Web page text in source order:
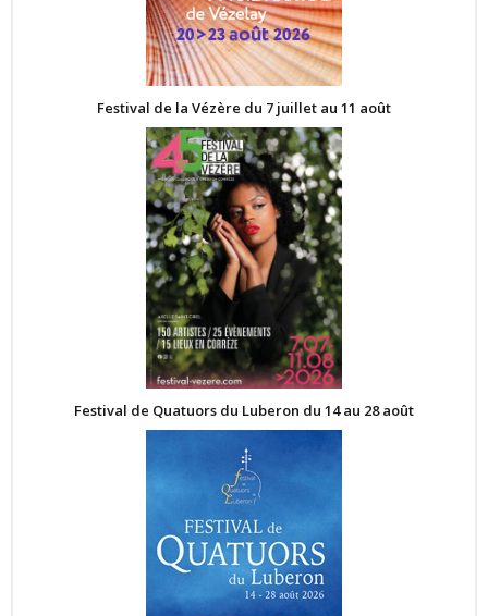
Festival de la Vézère du 7 juillet au 11 août
Festival de Quatuors du Luberon du 14 au 28 août